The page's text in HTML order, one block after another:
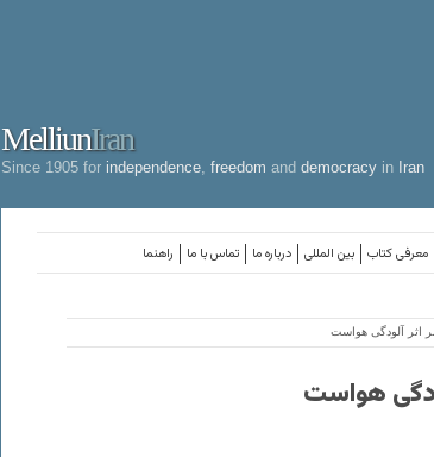
MelliunIran
Since 1905 for independence freedom and democracy in Iran
راهنما تماس با ما درباره ما بین المللی معرفی کتاب